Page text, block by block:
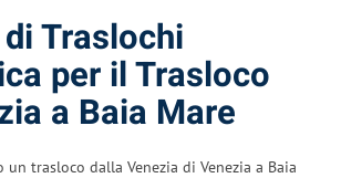
Traslochi
per il Trasloco
a Baia Mare
trasloco dalla Venezia di Venezia a Baia